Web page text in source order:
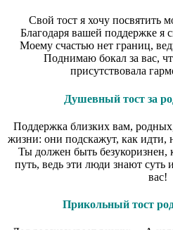
Свой тост я хочу посвятить
Благодаря вашей поддержке я
Моему счастью нет границ,
Поднимаю бокал за вас,
присутствовала
Душевный тост за
Поддержка близких вам,
жизни: они подскажут, как идти,
Ты должен быть
путь, ведь эти люди знают
вас!
Прикольный тост